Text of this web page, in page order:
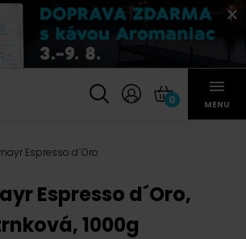
0 MENU
Espresso d´Oro
Espresso d´Oro,
1000g